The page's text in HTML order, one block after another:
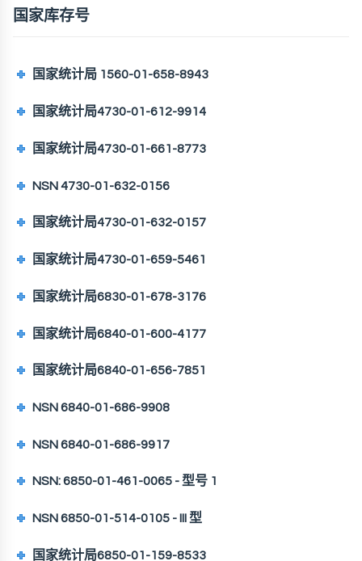
国家库存号
国家统计局 1560-01-658-8943
国家统计局4730-01-612-9914
国家统计局4730-01-661-8773
NSN 4730-01-632-0156
国家统计局4730-01-632-0157
国家统计局4730-01-659-5461
国家统计局6830-01-678-3176
国家统计局6840-01-600-4177
国家统计局6840-01-656-7851
NSN 6840-01-686-9908
NSN 6840-01-686-9917
NSN: 6850-01-461-0065 - 型号 1
NSN 6850-01-514-0105 - III 型
国家统计局6850-01-159-8533